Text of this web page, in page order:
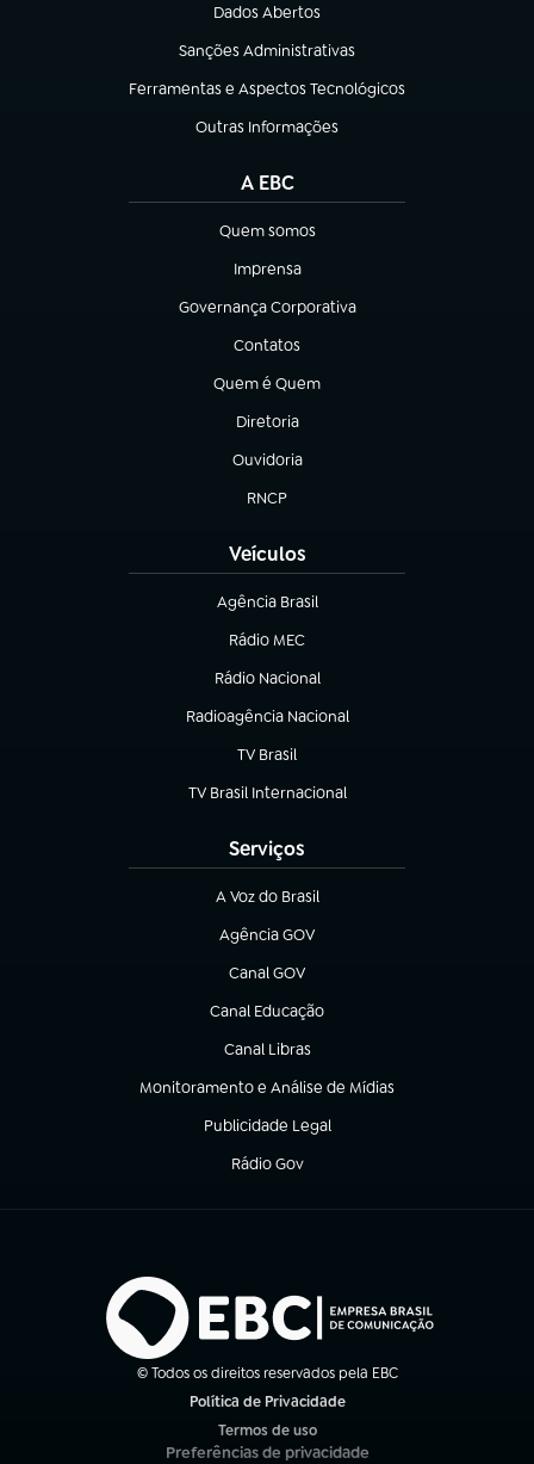
Dados Abertos
(abre em nova aba)
Sanções Administrativas
(abre em nova aba)
Ferramentas e Aspectos Tecnológicos
(abre em nova aba)
Outras Informações
(abre em nova aba)
A EBC
Quem somos
(abre em nova aba)
Imprensa
(abre em nova aba)
Governança Corporativa
(abre em nova aba)
Contatos
(abre em nova aba)
Quem é Quem
(abre em nova aba)
Diretoria
(abre em nova aba)
Ouvidoria
(abre em nova aba)
RNCP
(abre em nova aba)
Veículos
Agência Brasil
(abre em nova aba)
Rádio MEC
(abre em nova aba)
Rádio Nacional
Radioagência Nacional
(abre em nova aba)
TV Brasil
(abre em nova aba)
TV Brasil Internacional
(abre em nova aba)
Serviços
A Voz do Brasil
(abre em nova aba)
Agência GOV
(abre em nova aba)
Canal GOV
(abre em nova aba)
Canal Educação
(abre em nova aba)
Canal Libras
(abre em nova aba)
Monitoramento e Análise de Mídias
(abre em nova aba)
Publicidade Legal
(abre em nova aba)
Rádio Gov
(abre em nova aba)
© Todos os direitos reservados pela EBC
Política de Privacidade
Termos de uso
(abre em nova aba)
Preferências de privacidade